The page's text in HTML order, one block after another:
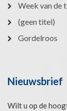
Week van de
(geen titel)
Gordelroos
Nieuwsbrief
Wilt u op de